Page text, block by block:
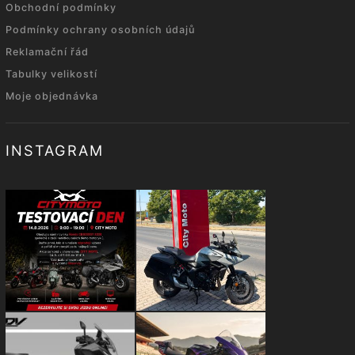
Obchodní podmínky
Podmínky ochrany osobních údajů
Reklamační řád
Tabulky velikostí
Moje objednávka
INSTAGRAM